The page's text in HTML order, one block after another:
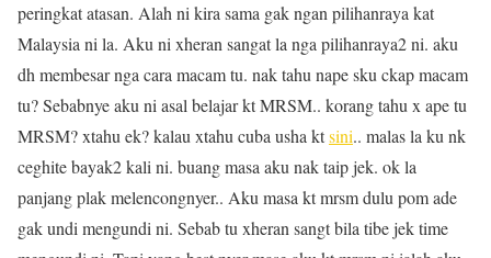
peringkat atasan. Alah ni kira sama gak ngan pilihanraya kat
Malaysia ni la. Aku ni xheran sangat la nga pilihanraya2 ni. aku
dh membesar nga cara macam tu. nak tahu nape sku ckap macam
tu? Sebabnye aku ni asal belajar kt MRSM.. korang tahu x ape tu
MRSM? xtahu ek? kalau xtahu cuba usha ktsini.. malas la ku nk
ceghite bayak2 kali ni. buang masa aku nak taip jek. ok la
panjang plak melencongnyer.. Aku masa kt mrsm dulu pom ade
gak undi mengundi ni. Sebab tu xheran sangt bila tibe jek time